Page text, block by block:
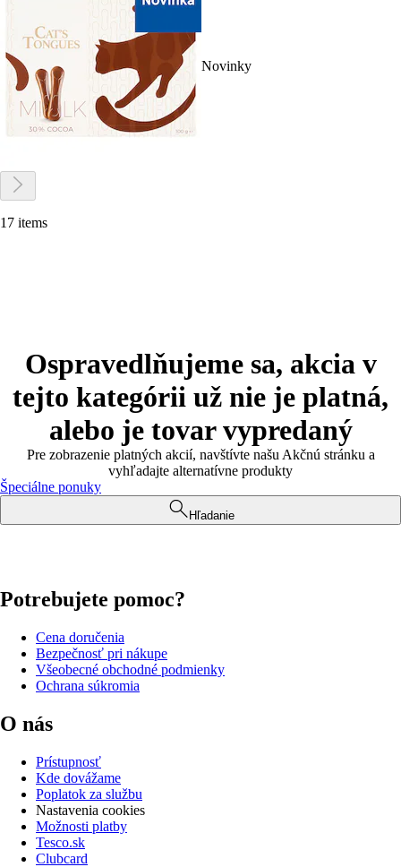
Novinky
17 items
Ospravedlňujeme sa, akcia v
tejto kategórii už nie je platná,
alebo je tovar vypredaný
Pre zobrazenie platných akcií, navštívte našu Akčnú stránku a
vyhľadajte alternatívne produkty
Špeciálne ponuky
Hľadanie
Potrebujete pomoc?
Cena doručenia
Bezpečnosť pri nákupe
Všeobecné obchodné podmienky
Ochrana súkromia
O nás
Prístupnosť
Kde dovážame
Poplatok za službu
Nastavenia cookies
Možnosti platby
Tesco.sk
Clubcard